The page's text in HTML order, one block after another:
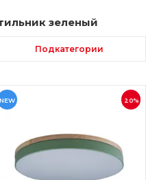
зеленый
Подкатегории
NEW 20%